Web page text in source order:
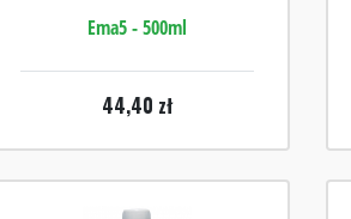
Ema5 - 500ml
44,40 zł